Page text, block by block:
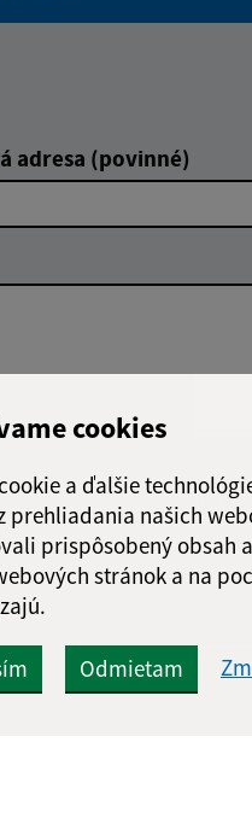
cookies
a ďalšie
prehliadania našich
prispôsobený obsah
stránok a na
Odmietam
adresa (povinné)
Odoslať správu